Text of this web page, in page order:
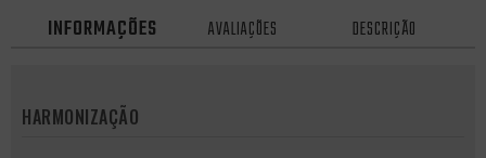
INFORMAÇÕES AVALIAÇÕES DESCRIÇÃO
HARMONIZAÇÃO